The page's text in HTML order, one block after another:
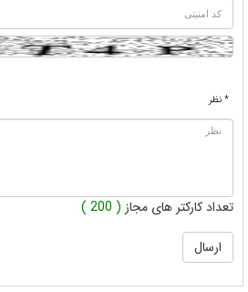
* نظر
تعداد کارکتر های مجاز ( 200 )